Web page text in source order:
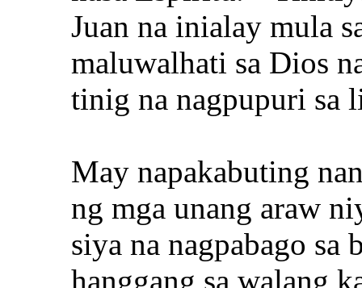
Juan na inialay mula
maluwalhati sa Dios
tinig na nagpupuri sa
May napakabuting
ng mga unang araw
siya na nagpabago sa
hanggang sa walang